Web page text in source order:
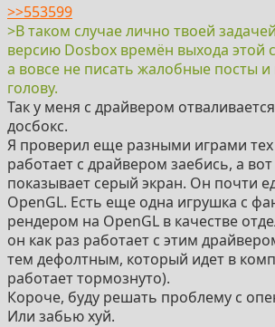
>>553599
>В таком случае лично твоей
версию Dosbox времён выхода этой
а вовсе не писать жалобные посты
голову.
Так у меня с драйвером
досбокс.
Я проверил еще разными играми
работает с драйвером заебись, а
показывает серый экран. Он почти
OpenGL. Есть еще одна игрушка с
рендером на OpenGL в качестве
он как раз работает с этим
тем дефолтным, который идет в
работает тормознуто).
Короче, буду решать проблему с
Или забью хуй.